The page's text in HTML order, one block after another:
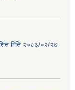
मिति २०८३/०२/२७